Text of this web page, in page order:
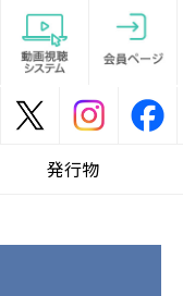
発行物